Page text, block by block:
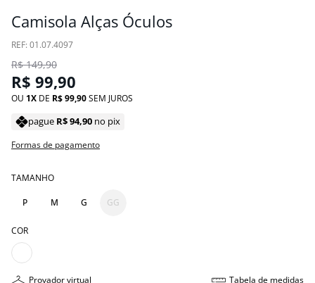
Camisola Alças Óculos
: 01.07.4097
R$ 149,90
R$ 99,90
OU 1 DE R$99,90SEM JUROS
pague R$94,90 no pix
Formas de pagamento
TAMANHO
P M G GG
COR
provador virtual tabela de medidas